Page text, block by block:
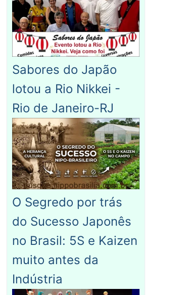
Sabores do Japão
lotou a Rio Nikkei -
Rio de Janeiro-RJ
O Segredo por trás
do Sucesso Japonês
no Brasil: 5S e Kaizen
muito antes da
Indústria